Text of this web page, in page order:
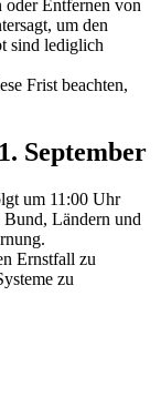
oder Entfernen von
um den
sind lediglich
Frist beachten,
September
um 11:00 Uhr
Bund, Ländern und
Ernstfall zu
zu